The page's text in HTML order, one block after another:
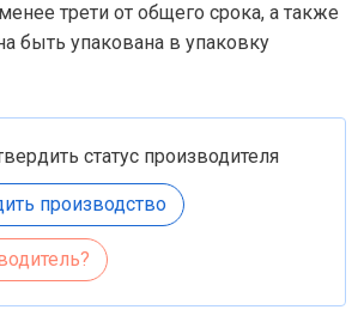
трети от общего срока, а также
быть упакована в упаковку
статус производителя
производство